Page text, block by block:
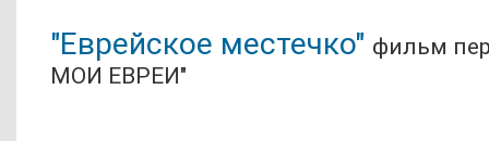
"Еврейское местечко" фильм
МОИ ЕВРЕИ"